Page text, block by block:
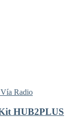
Vía Radio
HUB2PLUS